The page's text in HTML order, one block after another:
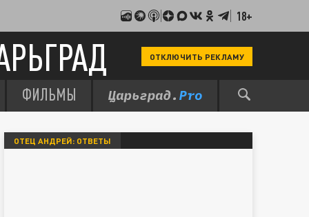
18+
ОТКЛЮЧИТЬ РЕКЛАМУ
ФИЛЬМЫ
ОТЕЦ АНДРЕЙ: ОТВЕТЫ